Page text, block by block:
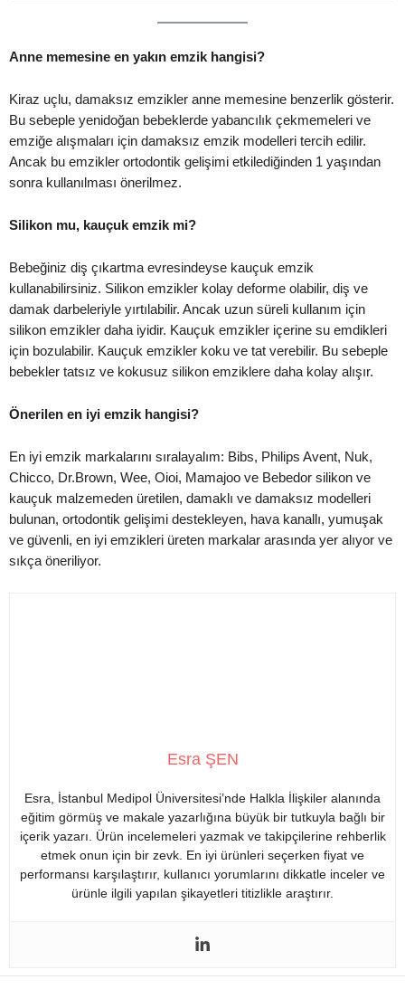
Anne memesine en yakın emzik hangisi?
Kiraz uçlu, damaksız emzikler anne memesine benzerlik gösterir.
Bu sebeple yenidoğan bebeklerde yabancılık çekmemeleri ve
emziğe alışmaları için damaksız emzik modelleri tercih edilir.
Ancak bu emzikler ortodontik gelişimi etkilediğinden 1 yaşından
sonra kullanılması önerilmez.
Silikon mu, kauçuk emzik mi?
Bebeğiniz diş çıkartma evresindeyse kauçuk emzik
kullanabilirsiniz. Silikon emzikler kolay deforme olabilir, diş ve
damak darbeleriyle yırtılabilir. Ancak uzun süreli kullanım için
silikon emzikler daha iyidir. Kauçuk emzikler içerine su emdikleri
için bozulabilir. Kauçuk emzikler koku ve tat verebilir. Bu sebeple
bebekler tatsız ve kokusuz silikon emziklere daha kolay alışır.
Önerilen en iyi emzik hangisi?
En iyi emzik markalarını sıralayalım: Bibs, Philips Avent, Nuk,
Chicco, Dr.Brown, Wee, Oioi, Mamajoo ve Bebedor silikon ve
kauçuk malzemeden üretilen, damaklı ve damaksız modelleri
bulunan, ortodontik gelişimi destekleyen, hava kanallı, yumuşak
ve güvenli, en iyi emzikleri üreten markalar arasında yer alıyor ve
sıkça öneriliyor.
Esra ŞEN
Esra, İstanbul Medipol Üniversitesi’nde Halkla İlişkiler alanında
eğitim görmüş ve makale yazarlığına büyük bir tutkuyla bağlı bir
içerik yazarı. Ürün incelemeleri yazmak ve takipçilerine rehberlik
etmek onun için bir zevk. En iyi ürünleri seçerken fiyat ve
performansı karşılaştırır, kullanıcı yorumlarını dikkatle inceler ve
ürünle ilgili yapılan şikayetleri titizlikle araştırır.